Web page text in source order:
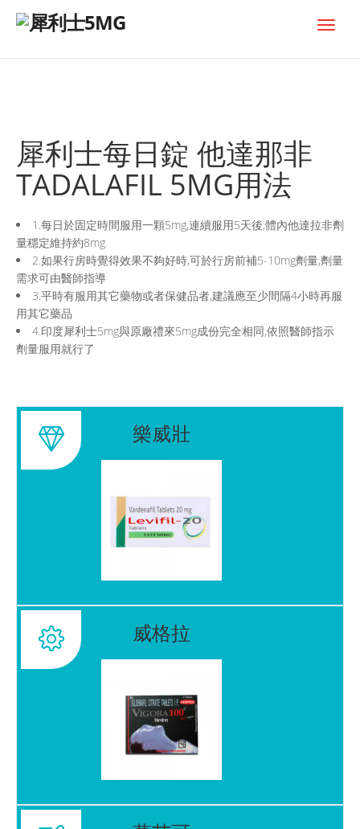
Toggle
犀利士每日錠 他達那非
TADALAFIL 5MG用法
1.每日於固定時間服用一顆5mg,連續服用5天後,體內他達拉非劑
量穩定維持約8mg
2.如果行房時覺得效果不夠好時,可於行房前補5-10mg劑量,劑量
需求可由醫師指導
3.平時有服用其它藥物或者保健品者,建議應至少間隔4小時再服
用其它藥品
4.印度犀利士5mg與原廠禮來5mg成份完全相同,依照醫師指示
劑量服用就行了
樂威壯
威格拉